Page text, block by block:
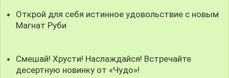
Открой для себя истинное удовольствие с новым
Магнат Руби
Смешай! Хрусти! Наслаждайся! Встречайте
десертную новинку от «Чудо»!